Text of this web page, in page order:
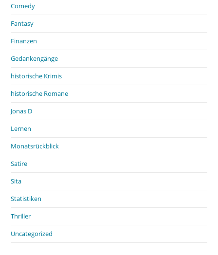
Comedy
Fantasy
Finanzen
Gedankengänge
historische Krimis
historische Romane
Jonas D
Lernen
Monatsrückblick
Satire
Sita
Statistiken
Thriller
Uncategorized